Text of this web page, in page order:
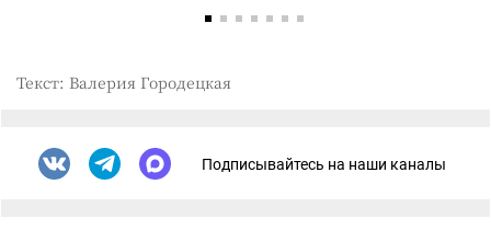
Текст: Валерия Городецкая
Подписывайтесь на наши каналы